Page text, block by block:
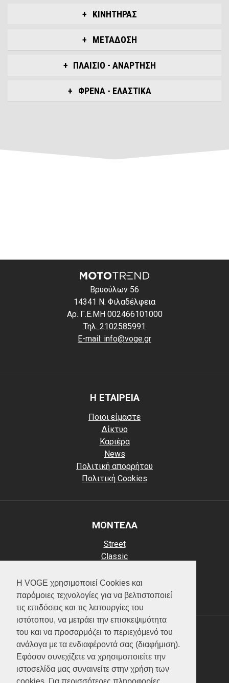
Η VOGE χρησιμοποιεί Cookies και
παρόμοιες τεχνολογίες για να βελτιστοποιεί
τις επιδόσεις και τις λειτουργίες του
ιστότοπου, να μετράει την επισκεψιμότητα
του και να προσαρμόζει το περιεχόμενό του
ανάλογα με τα ενδιαφέροντά σας (διαφήμιση).
Εφόσον συνεχίζετε να χρησιμοποιείτε την
ιστοσελίδα μας συναινείτε στην χρήση των
cookies. Για περισσότερες πληροφορίες
ΚΙΝΗΤΗΡΑΣ
ΜΕΤΑΔΟΣΗ
ΠΛΑΙΣΙΟ - ΑΝΑΡΤΗΣΗ
ΦΡΕΝΑ - ΕΛΑΣΤΙΚΑ
Βρυούλων 56
14341 Ν. Φιλαδέλφεια
Αρ. Γ.Ε.ΜΗ 002466101000
Τηλ. 2102585991
E-mail: info@voge.gr
Η ΕΤΑΙΡΕΙΑ
Ποιοι είμαστε
Δίκτυο
Καριέρα
News
Πολιτική απορρήτου
Πολιτική Cookies
ΜΟΝΤΕΛΑ
Street
Classic
Scooter
ATV (Loncin)
ΥΠΗΡΕΣΙΕΣ
Test ride
Επικοινωνία